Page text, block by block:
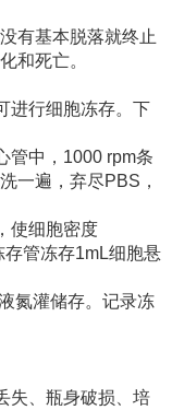
有基本脱落就终止
和死亡。
进行细胞冻存。下
管中，1000 rpm条
一遍，弃尽PBS，
使细胞密度
管冻存1mL细胞悬
氮灌储存。记录冻
失、瓶身破损、培